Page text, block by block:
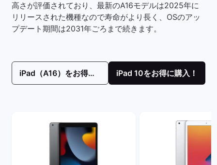
高さが評価されており、最新のA16モデルは2025年に
リリースされた機種なので寿命がより長く、OSのアッ
プデート期間は2031年ごろまで続きます。
iPad（A16）をお得に購入！ iPad 10をお得に購入！